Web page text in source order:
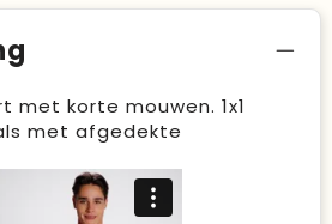
met korte mouwen. 1x1
met afgedekte